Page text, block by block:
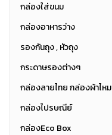
กล่องใส่ขนม
กล่องอาหารว่าง
รองกันถุง , หัวถุง
กระดาษรองต่างๆ
กล่องลายไทย กล่องผ้าไหม
กล่องไปรษณีย์
กล่องEco Box